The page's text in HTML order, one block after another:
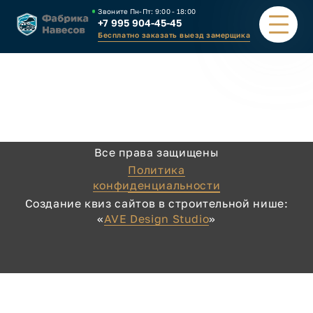
Звоните Пн-Пт: 9:00 - 18:00
+7 995 904-45-45
Бесплатно заказать выезд замерщика
КАЛЬКУЛЯТОР
КАК ЗАКАЗАТЬ
Все права защищены
Политика
конфиденциальности
Создание квиз сайтов в строительной нише:
«AVE Design Studio»